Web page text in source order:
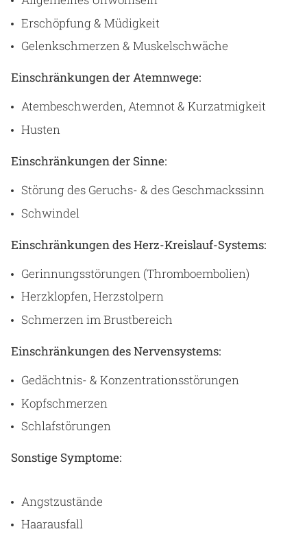
Erschöpfung & Müdigkeit
Gelenkschmerzen & Muskelschwäche
Einschränkungen der Atemnwege:
Atembeschwerden, Atemnot & Kurzatmigkeit
Husten
Einschränkungen der Sinne:
Störung des Geruchs- & des Geschmackssinn
Schwindel
Einschränkungen des Herz-Kreislauf-Systems:
Gerinnungsstörungen (Thromboembolien)
Herzklopfen, Herzstolpern
Schmerzen im Brustbereich
Einschränkungen des Nervensystems:
Gedächtnis- & Konzentrationsstörungen
Kopfschmerzen
Schlafstörungen
Sonstige Symptome:
Angstzustände
Haarausfall